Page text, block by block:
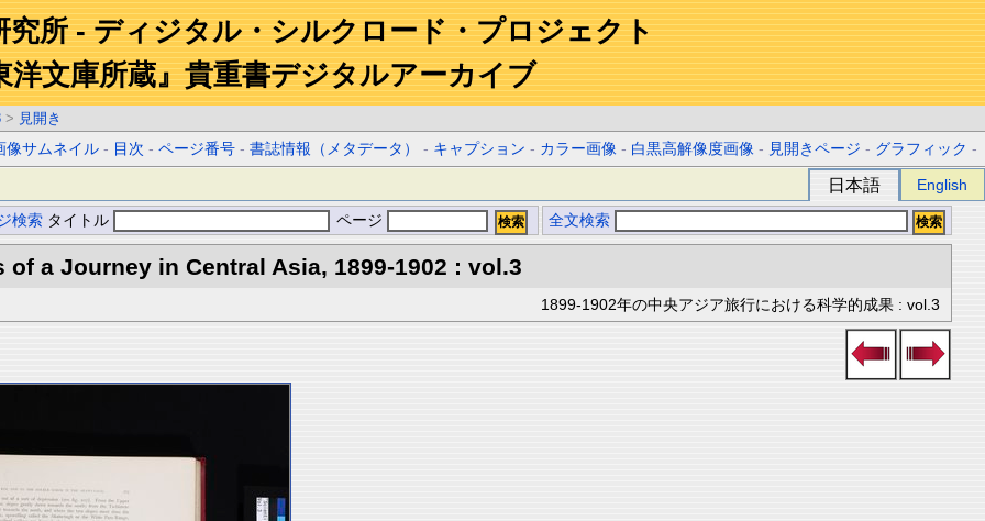
究所 - ディジタル・シルクロード・プロジェクト
洋文庫所蔵』貴重書デジタルアーカイブ
> 見開き
像サムネイル - 目次 -ページ番号 -書誌情報（メタデータ） - キャプション - カラー画像 - 白黒高解像度画像 - 見開きページ - グラフィック -
日本語 English
検索 タイトル ページ 全文検索
a Journey in Central Asia, 1899-1902 : vol.3
1899-1902年の中央アジア旅行における科学的成果 : vol.3